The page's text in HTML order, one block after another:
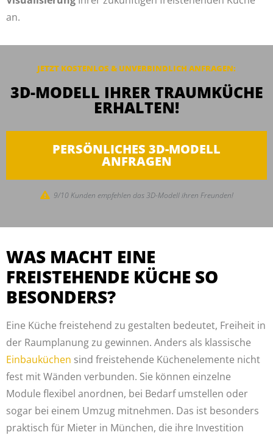
an.
JETZT KOSTENLOS & UNVERBINDLICH ANFRAGEN:
3D-MODELL IHRER TRAUMKÜCHE
ERHALTEN!
PERSÖNLICHES 3D-MODELL
ANFRAGEN
9/10 Kunden empfehlen das 3D-Modell ihren Freunden!
WAS MACHT EINE
FREISTEHENDE KÜCHE SO
BESONDERS?
Eine Küche freistehend zu gestalten bedeutet, Freiheit in
der Raumplanung zu gewinnen. Anders als klassische
Einbauküchen sind freistehende Küchenelemente nicht
fest mit Wänden verbunden. Sie können einzelne
Module flexibel anordnen, bei Bedarf umstellen oder
sogar bei einem Umzug mitnehmen. Das ist besonders
praktisch für Mieter in München, die ihre Investition